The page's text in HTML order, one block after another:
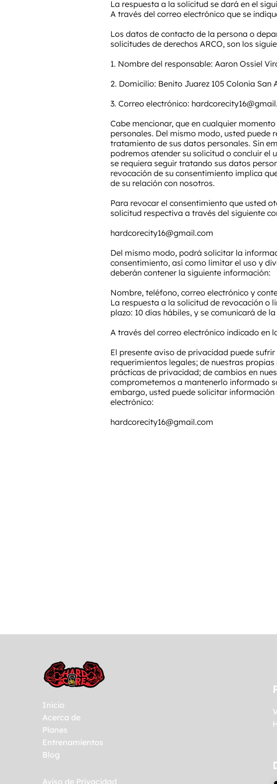
La respuesta a la solicitud se dará en el
A través del correo electrónico que se
Los datos de contacto de la persona o
solicitudes de derechos ARCO, son los
1. Nombre del responsable: Aaron Ossiel
2. Domicilio: Benito Juarez 105 Colonia San
3. Correo electrónico:
Cabe mencionar, que en cualquier
personales. Del mismo modo, usted puede
tratamiento de sus datos personales. Sin
podremos atender su solicitud o concluir el
se requiera seguir tratando sus datos
revocación de su consentimiento implica
de su relación con nosotros.
Para revocar el consentimiento que usted
solicitud respectiva a través del siguiente
hardcorecity16@gmail.com
Del mismo modo, podrá solicitar la
consentimiento, así como limitar el uso y
deberán contener la siguiente información:
Nombre, teléfono, correo electrónico y
La respuesta a la solicitud de revocación o
plazo: 10 días hábiles, y se comunicará de
A través del correo electrónico indicado en
El presente aviso de privacidad puede
requerimientos legales; de nuestras
prácticas de privacidad; de cambios en
comprometemos a mantenerlo informado
embargo, usted puede solicitar
electrónico:​
hardcorecity16@gmail.com
Inicio
Acerca de
Planes
Entrenamientos
Blog
Aviso de Privacidad